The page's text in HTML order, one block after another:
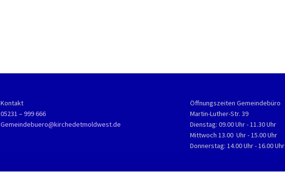
Kontakt
05231 – 999 666
Gemeindebuero@kirchedetmoldwest.de
Öffnungszeiten Gemeindebüro
Martin-Luther-Str. 39
Dienstag: 09.00 Uhr - 11.30 Uhr
Mittwoch 13.00 Uhr - 15.00 Uhr
Donnerstag: 14.00 Uhr - 16.00 Uhr